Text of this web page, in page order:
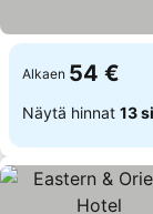
Alkaen 54 €
Näytä hinnat 13